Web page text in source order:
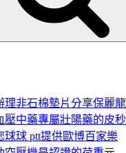
非石棉墊片分享保麗
壓中藥專屬壯陽藥的皮秒
球 ptt提供歐博百家樂